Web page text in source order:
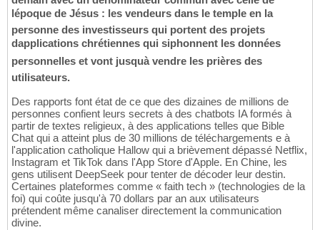
lépoque de Jésus : les vendeurs dans le temple en la
personne des investisseurs qui portent des projets
dapplications chrétiennes qui siphonnent les données
personnelles et vont jusquà vendre les prières des
utilisateurs.
Des rapports font état de ce que des dizaines de millions de
personnes confient leurs secrets à des chatbots IA formés à
partir de textes religieux, à des applications telles que Bible
Chat qui a atteint plus de 30 millions de téléchargements e à
l'application catholique Hallow qui a brièvement dépassé Netflix,
Instagram et TikTok dans l'App Store d'Apple. En Chine, les
gens utilisent DeepSeek pour tenter de décoder leur destin.
Certaines plateformes comme « faith tech » (technologies de la
foi) qui coûte jusqu'à 70 dollars par an aux utilisateurs
prétendent même canaliser directement la communication
divine.